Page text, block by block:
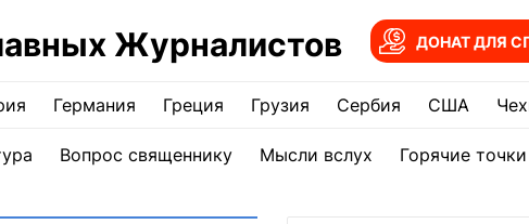
Журналистов ДОНАТ ДЛЯ
Германия Греция Грузия Сербия США
Вопрос священнику Мысли вслух Горячие точки